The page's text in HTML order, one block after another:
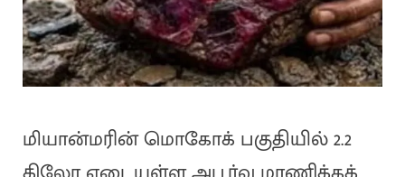
மியான்மரின் மொகோக் பகுதியில் 2.2